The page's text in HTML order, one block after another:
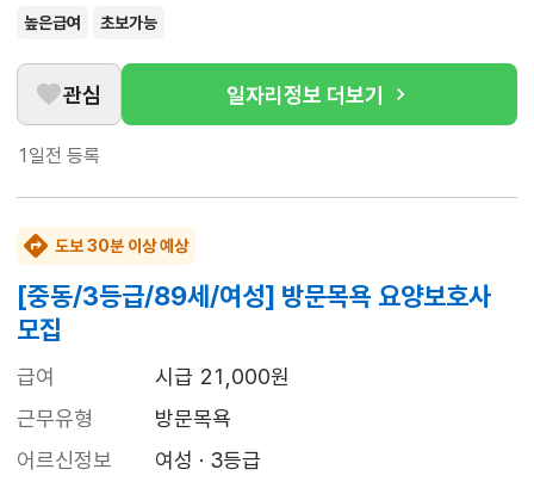
높은급여 초보가능
관심 일자리정보 더보기
1일전 등록
도보 30분 이상 예상
[중동/3등급/89세/여성] 방문목욕 요양보호사
모집
급여
시급 21,000원
근무유형
방문목욕
어르신정보
여성 · 3등급